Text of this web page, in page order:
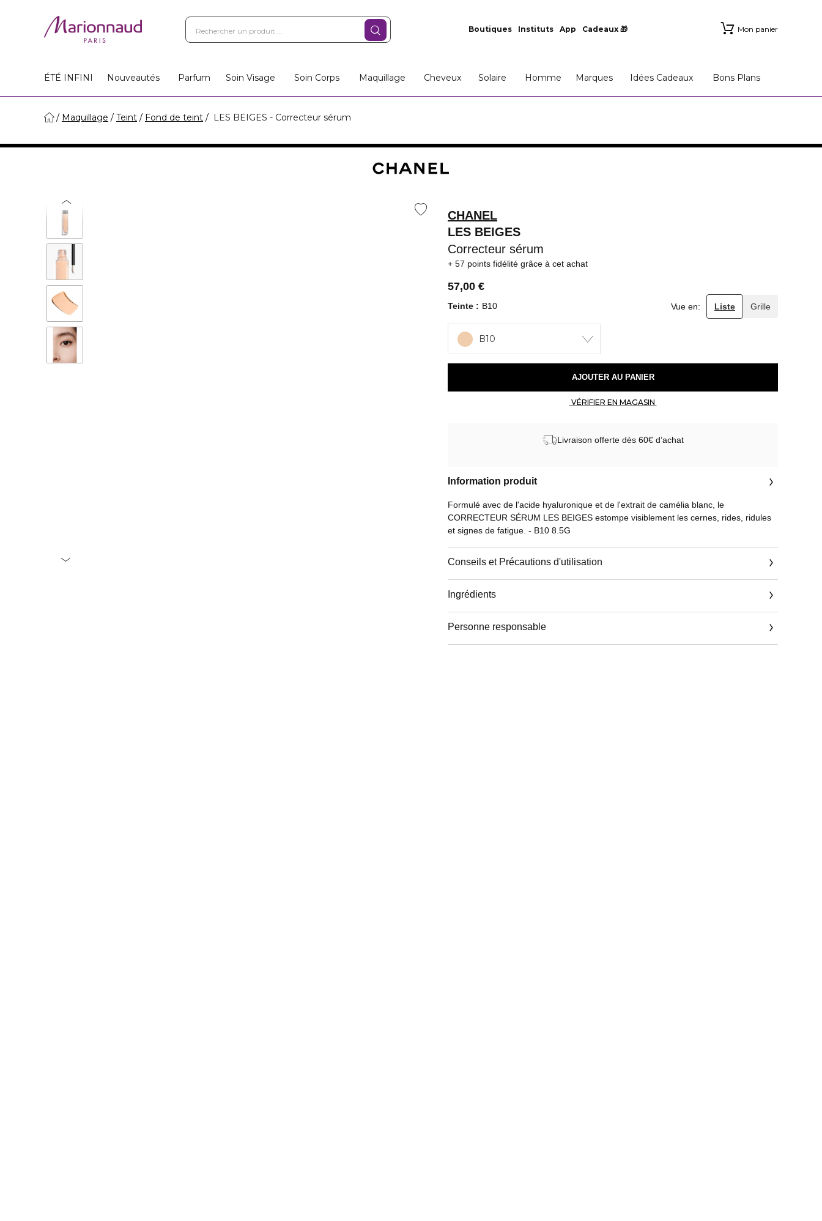
Boutiques Instituts App Cadeaux 🎁 Mon panier
ÉTÉ INFINI Nouveautés Parfum Soin Visage Soin Corps Maquillage Cheveux Solaire Homme Marques Idées Cadeaux Bons Plans
Maquillage Teint Fond de teint LES BEIGES - Correcteur sérum
CHANEL
LES BEIGES
Correcteur sérum
57 points fidélité grâce à cet achat
57,00 €
Teinte B10 Vue en: Liste Grille
B10
AJOUTER AU PANIER
Livraison offerte dès 60€ d’achat
Information produit
Formulé avec de l'acide hyaluronique et de l'extrait de camélia blanc, le
CORRECTEUR SÉRUM LES BEIGES estompe visiblement les cernes, rides, ridules
et signes de fatigue. - B10 8.5G
Conseils et Précautions d'utilisation
Ingrédients
Personne responsable